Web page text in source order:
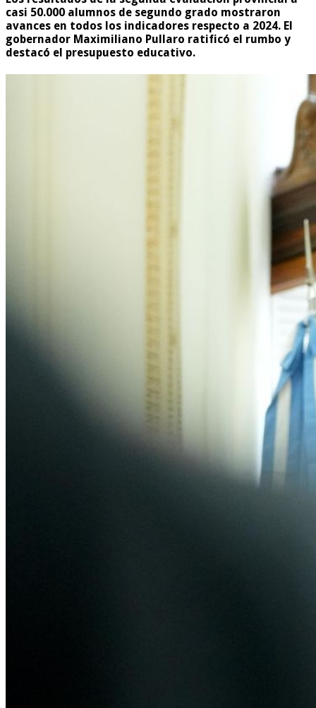
casi 50.000 alumnos de segundo grado mostraron
avances en todos los indicadores respecto a 2024. El
gobernador Maximiliano Pullaro ratificó el rumbo y
destacó el presupuesto educativo.